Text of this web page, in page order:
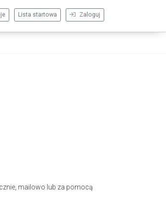
Zaloguj
Lista startowa
mailowo lub za pomocą